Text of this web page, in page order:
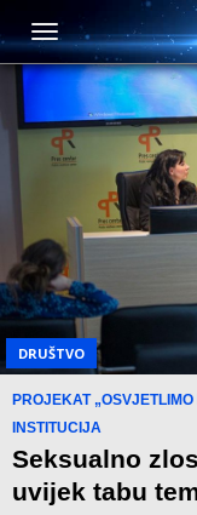
DRUŠTVO
PROJEKAT
INSTITUCIJA
Seksualno
uvijek tabu